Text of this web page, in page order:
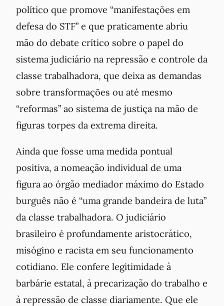
político que promove “manifestações em
defesa do STF” e que praticamente abriu
mão do debate crítico sobre o papel do
sistema judiciário na repressão e controle da
classe trabalhadora, que deixa as demandas
sobre transformações ou até mesmo
“reformas” ao sistema de justiça na mão de
figuras torpes da extrema direita.
Ainda que fosse uma medida pontual
positiva, a nomeação individual de uma
figura ao órgão mediador máximo do Estado
burguês não é “uma grande bandeira de luta”
da classe trabalhadora. O judiciário
brasileiro é profundamente aristocrático,
misógino e racista em seu funcionamento
cotidiano. Ele confere legitimidade à
barbárie estatal, à precarização do trabalho e
à repressão de classe diariamente. Que ele